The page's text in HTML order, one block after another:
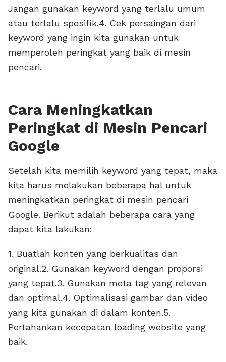
Jangan gunakan keyword yang terlalu umum
atau terlalu spesifik.4. Cek persaingan dari
keyword yang ingin kita gunakan untuk
memperoleh peringkat yang baik di mesin
pencari.
Cara Meningkatkan
Peringkat di Mesin Pencari
Google
Setelah kita memilih keyword yang tepat, maka
kita harus melakukan beberapa hal untuk
meningkatkan peringkat di mesin pencari
Google. Berikut adalah beberapa cara yang
dapat kita lakukan:
1. Buatlah konten yang berkualitas dan
original.2. Gunakan keyword dengan proporsi
yang tepat.3. Gunakan meta tag yang relevan
dan optimal.4. Optimalisasi gambar dan video
yang kita gunakan di dalam konten.5.
Pertahankan kecepatan loading website yang
baik.